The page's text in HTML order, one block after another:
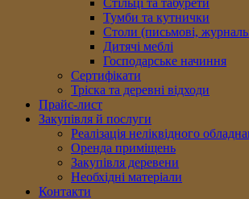
Тумби та кутнички
Столи (письмові,
Дитячі меблі
Господарське начиння
Сертифікати
Тріска та деревні відходи
Прайс-лист
Закупівля й послуги
Реалізація неліквідного
Оренда приміщень
Закупівля деревени
Необхідні матеріали
Контакти